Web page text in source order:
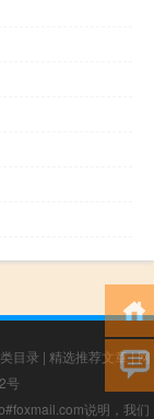
目录 | 精选推荐文章|网
号
说明，我们